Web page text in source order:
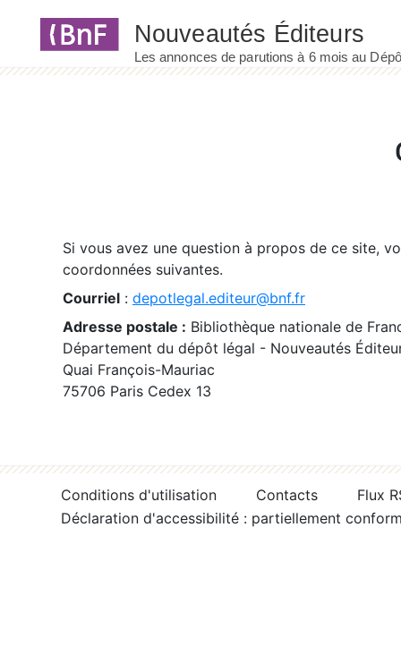
Si vous avez une question à propos de ce site,
coordonnées suivantes.
Courriel : depotlegal.editeur@bnf.fr
Adresse postale : Bibliothèque nationale de
Département du dépôt légal - Nouveautés
Quai François-Mauriac
75706 Paris Cedex 13
Conditions d'utilisation Contacts
Flux
Déclaration d'accessibilité : partiellement